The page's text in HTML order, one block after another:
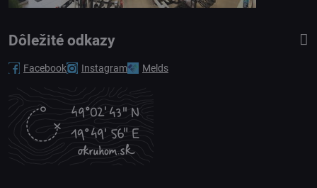
Dôležité odkazy
Facebook Instagram Melds